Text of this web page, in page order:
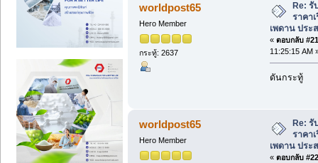
worldpost65
Hero Member
กระทู้: 2637
Re:
ราคา
เพดาน ประ
« ตอบกลับ
11:25:15 AM
ดันกระทู้
worldpost65
Hero Member
Re: รั
ราคา
เพดาน ประ
« ตอบกลับ